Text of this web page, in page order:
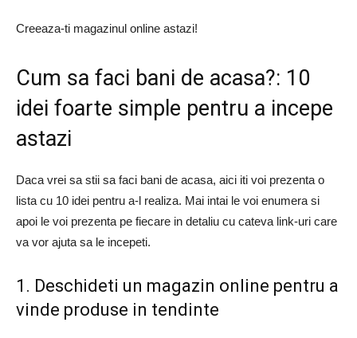
Creeaza-ti magazinul online astazi!
Cum sa faci bani de acasa?: 10
idei foarte simple pentru a incepe
astazi
Daca vrei sa stii sa faci bani de acasa, aici iti voi prezenta o
lista cu 10 idei pentru a-l realiza. Mai intai le voi enumera si
apoi le voi prezenta pe fiecare in detaliu cu cateva link-uri care
va vor ajuta sa le incepeti.
1. Deschideti un magazin online pentru a
vinde produse in tendinte